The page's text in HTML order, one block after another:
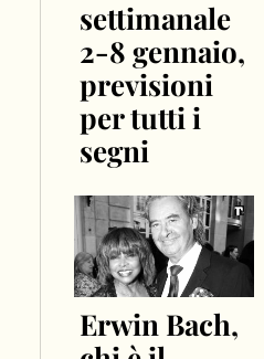
settimanale
2-8 gennaio,
previsioni
per tutti i
segni
Erwin Bach,